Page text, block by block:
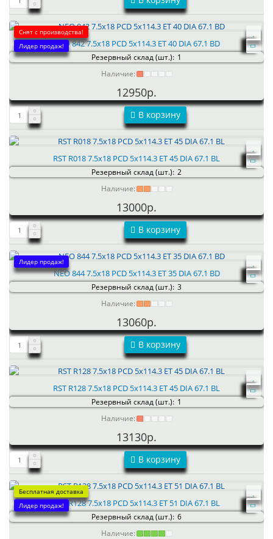
Снят с производства!
Лидер продаж!NEO 842 7.5x18 PCD 5x114.3 ET 40 DIA 67.1 BD
Резервный склад (шт.): 1
Наличие:
12950р.
В корзину
RST R018 7.5x18 PCD 5x114.3 ET 45 DIA 67.1 BL
Резервный склад (шт.): 2
Наличие:
13000р.
В корзину
Лидер продаж!
NEO 844 7.5x18 PCD 5x114.3 ET 35 DIA 67.1 BD
Резервный склад (шт.): 3
Наличие:
13060р.
В корзину
RST R128 7.5x18 PCD 5x114.3 ET 45 DIA 67.1 BL
Резервный склад (шт.): 1
Наличие:
13130р.
В корзину
Бесплатная доставка
Лидер продаж!RST R128 7.5x18 PCD 5x114.3 ET 51 DIA 67.1 BL
Резервный склад (шт.): 6
Наличие: